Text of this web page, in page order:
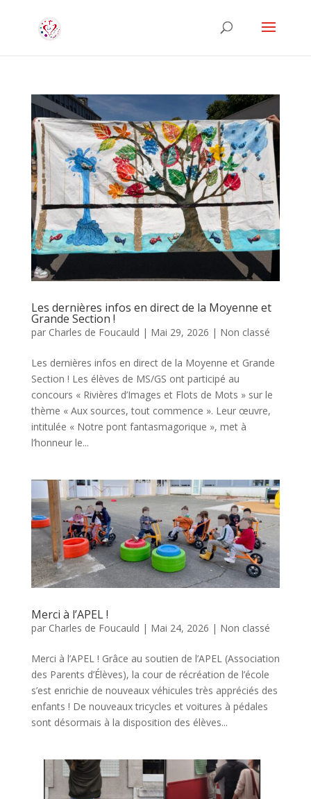
Les dernières infos en direct de la Moyenne et
Grande Section !
par Charles de Foucauld | Mai 29, 2026 | Non classé
Les dernières infos en direct de la Moyenne et Grande
Section ! Les élèves de MS/GS ont participé au
concours « Rivières d’Images et Flots de Mots » sur le
thème « Aux sources, tout commence ». Leur œuvre,
intitulée « Notre pont fantasmagorique », met à
l’honneur le...
Merci à l’APEL !
par Charles de Foucauld | Mai 24, 2026 | Non classé
Merci à l’APEL ! Grâce au soutien de l’APEL (Association
des Parents d’Élèves), la cour de récréation de l’école
s’est enrichie de nouveaux véhicules très appréciés des
enfants ! De nouveaux tricycles et voitures à pédales
sont désormais à la disposition des élèves...